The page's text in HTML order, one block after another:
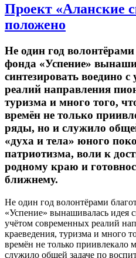
Проект «Аланские
положено
Не один год
фонда «Успение»
синтезировать воедино
реалий направления
туризма и много того,
времён не только
ряды, но и служило
«духа и тела» юного
патриотизма, воли к
родному краю и
ближнему.
Не один год волонтёрами
«Успение» вынашивалась идея
учётом современных реалий
краеведения, туризма и много
времён не только приивлекало
служило общей задаче по